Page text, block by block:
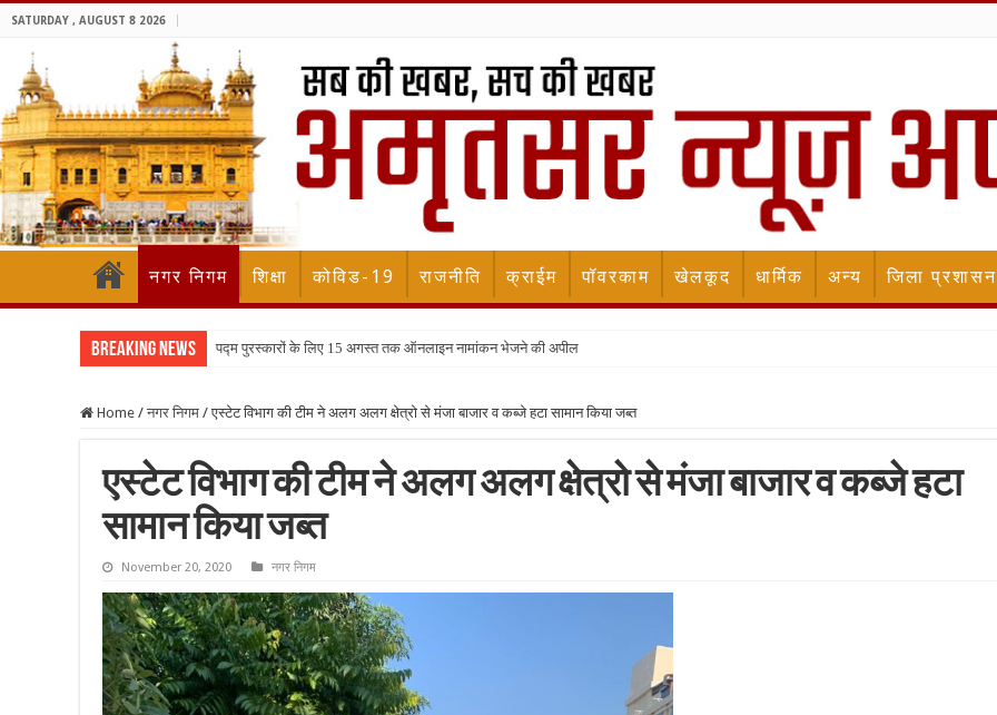
SATURDAY , AUGUST 8 2026
नगर निगम शिक्षा कोविड-19 राजनीति क्राईम पॉवरकाम खेलकूद धार्मिक अन्य जिला प्रशासन
Breaking News पद्म पुरस्कारों के लिए 15 अगस्त तक ऑनलाइन नामांकन भेजने की अपील
Home / नगर निगम / एस्टेट विभाग की टीम ने अलग अलग क्षेत्रो से मंजा बाजार व कब्जे हटा सामान किया जब्त
एस्टेट विभाग की टीम ने अलग अलग क्षेत्रो से मंजा बाजार व कब्जे हटा
सामान किया जब्त
November 20, 2020 नगर निगम